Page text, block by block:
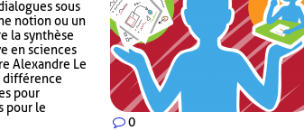
0
sous
notion ou un
la synthèse
en sciences
Alexandre Le
différence
pour
pour le